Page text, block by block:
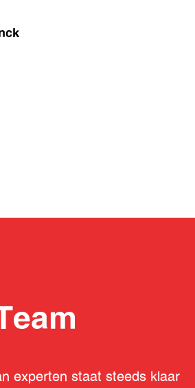
experten staat steeds klaar